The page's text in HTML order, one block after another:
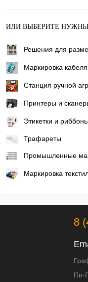
ИЛИ ВЫБЕРИТЕ
Решения для
Маркировка кабеля
Станция ручной
Принтеры и
Этикетки и
Трафареты
Промышленные
Маркировка
8
Пн-